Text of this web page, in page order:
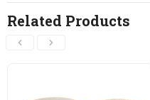
Related Products